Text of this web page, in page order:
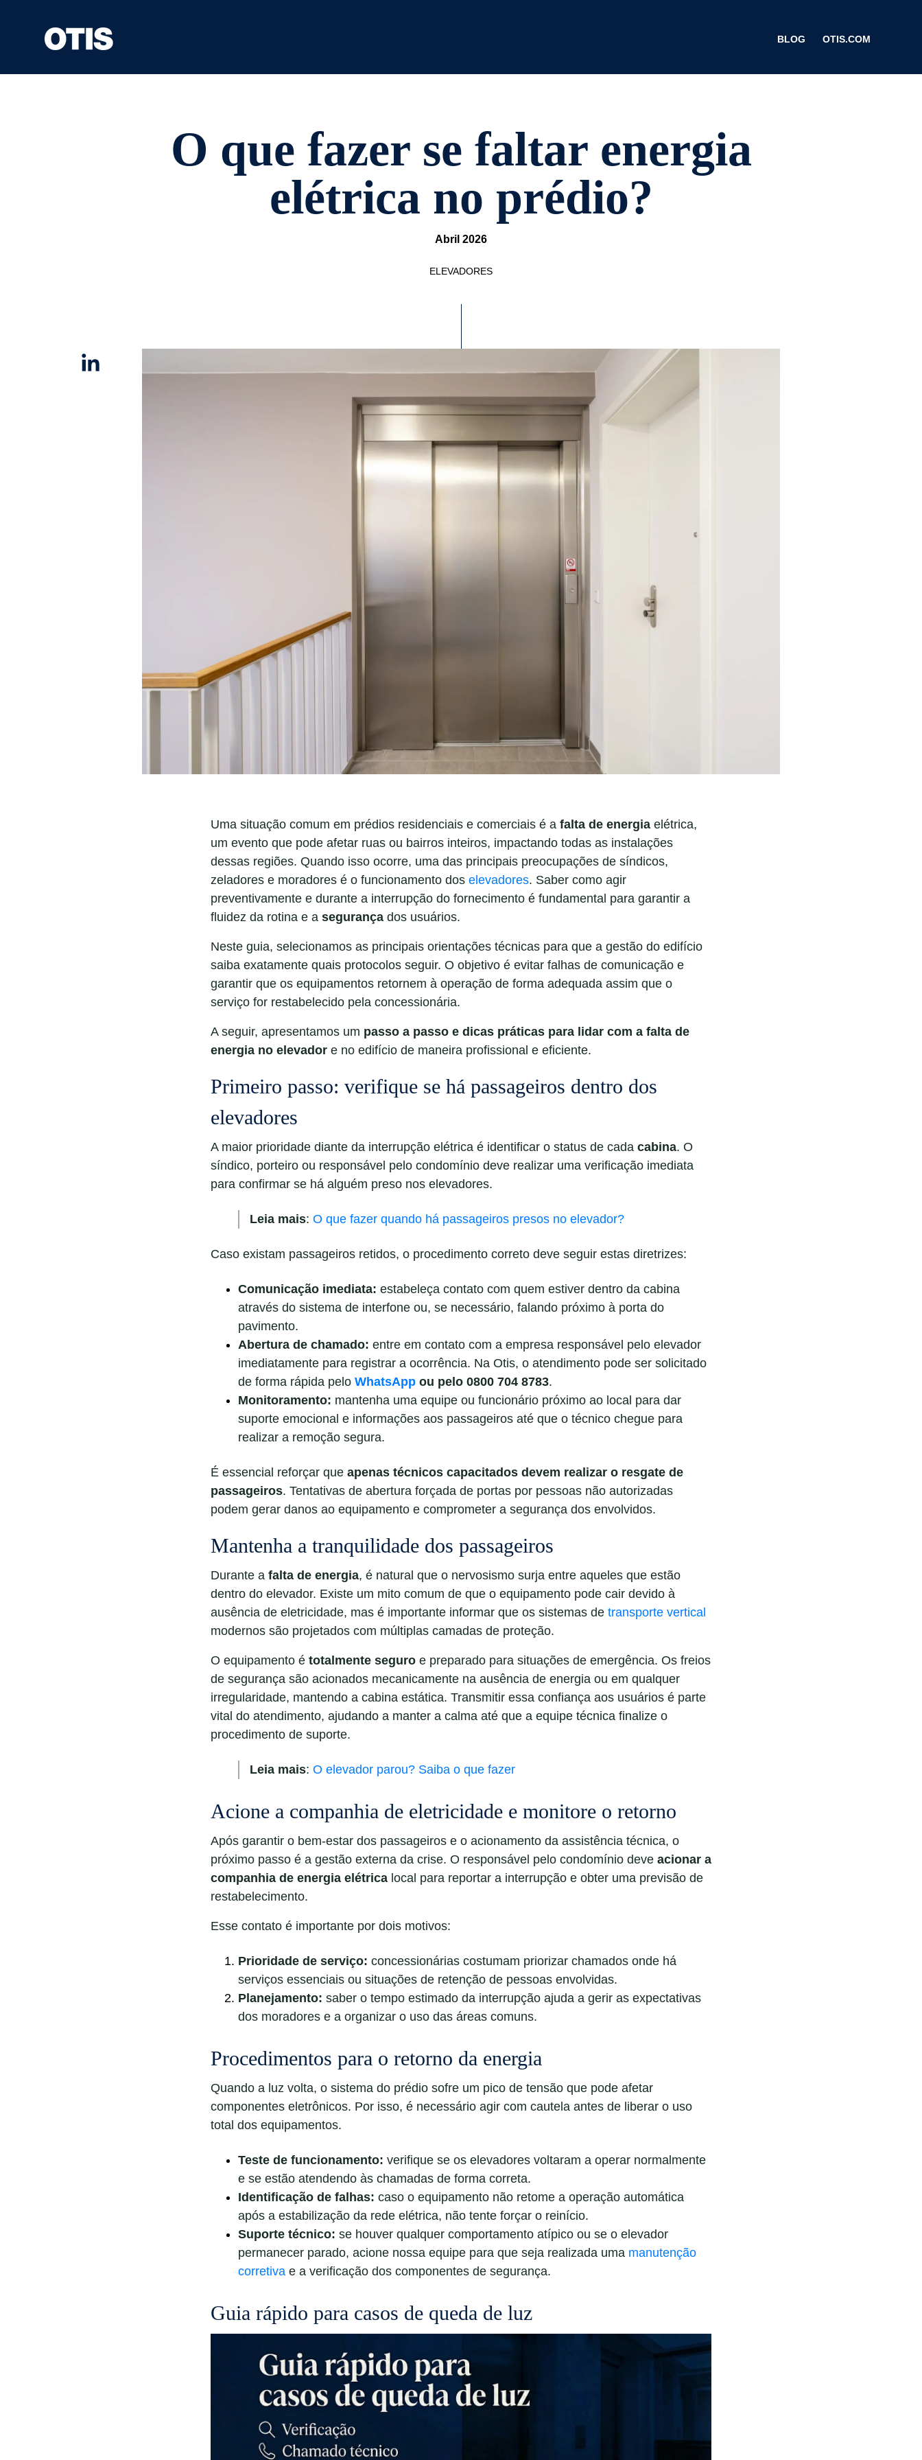
BLOG OTIS.COM
O que fazer se faltar energia
elétrica no prédio?
Abril 2026
ELEVADORES
Linkedin
Uma situação comum em prédios residenciais e comerciais é a falta de energia elétrica,
um evento que pode afetar ruas ou bairros inteiros, impactando todas as instalações
dessas regiões. Quando isso ocorre, uma das principais preocupações de síndicos,
zeladores e moradores é o funcionamento dos elevadores. Saber como agir
preventivamente e durante a interrupção do fornecimento é fundamental para garantir a
fluidez da rotina e a segurança dos usuários.
Neste guia, selecionamos as principais orientações técnicas para que a gestão do edifício
saiba exatamente quais protocolos seguir. O objetivo é evitar falhas de comunicação e
garantir que os equipamentos retornem à operação de forma adequada assim que o
serviço for restabelecido pela concessionária.
A seguir, apresentamos um passo a passo e dicas práticas para lidar com a falta de
energia no elevador e no edifício de maneira profissional e eficiente.
Primeiro passo: verifique se há passageiros dentro dos
elevadores
A maior prioridade diante da interrupção elétrica é identificar o status de cada cabina. O
síndico, porteiro ou responsável pelo condomínio deve realizar uma verificação imediata
para confirmar se há alguém preso nos elevadores.
Leia mais: O que fazer quando há passageiros presos no elevador?
Caso existam passageiros retidos, o procedimento correto deve seguir estas diretrizes:
Comunicação imediata: estabeleça contato com quem estiver dentro da cabina
através do sistema de interfone ou, se necessário, falando próximo à porta do
pavimento.
Abertura de chamado: entre em contato com a empresa responsável pelo elevador
imediatamente para registrar a ocorrência. Na Otis, o atendimento pode ser solicitado
de forma rápida pelo WhatsApp ou pelo 0800 704 8783.
Monitoramento: mantenha uma equipe ou funcionário próximo ao local para dar
suporte emocional e informações aos passageiros até que o técnico chegue para
realizar a remoção segura.
É essencial reforçar que apenas técnicos capacitados devem realizar o resgate de
passageiros. Tentativas de abertura forçada de portas por pessoas não autorizadas
podem gerar danos ao equipamento e comprometer a segurança dos envolvidos.
Mantenha a tranquilidade dos passageiros
Durante a falta de energia, é natural que o nervosismo surja entre aqueles que estão
dentro do elevador. Existe um mito comum de que o equipamento pode cair devido à
ausência de eletricidade, mas é importante informar que os sistemas de transporte vertical
modernos são projetados com múltiplas camadas de proteção.
O equipamento é totalmente seguro e preparado para situações de emergência. Os freios
de segurança são acionados mecanicamente na ausência de energia ou em qualquer
irregularidade, mantendo a cabina estática. Transmitir essa confiança aos usuários é parte
vital do atendimento, ajudando a manter a calma até que a equipe técnica finalize o
procedimento de suporte.
Leia mais: O elevador parou? Saiba o que fazer
Acione a companhia de eletricidade e monitore o retorno
Após garantir o bem-estar dos passageiros e o acionamento da assistência técnica, o
próximo passo é a gestão externa da crise. O responsável pelo condomínio deve acionar a
companhia de energia elétrica local para reportar a interrupção e obter uma previsão de
restabelecimento.
Esse contato é importante por dois motivos:
Prioridade de serviço: concessionárias costumam priorizar chamados onde há
serviços essenciais ou situações de retenção de pessoas envolvidas.
Planejamento: saber o tempo estimado da interrupção ajuda a gerir as expectativas
dos moradores e a organizar o uso das áreas comuns.
Procedimentos para o retorno da energia
Quando a luz volta, o sistema do prédio sofre um pico de tensão que pode afetar
componentes eletrônicos. Por isso, é necessário agir com cautela antes de liberar o uso
total dos equipamentos.
Teste de funcionamento: verifique se os elevadores voltaram a operar normalmente
e se estão atendendo às chamadas de forma correta.
Identificação de falhas: caso o equipamento não retome a operação automática
após a estabilização da rede elétrica, não tente forçar o reinício.
Suporte técnico: se houver qualquer comportamento atípico ou se o elevador
permanecer parado, acione nossa equipe para que seja realizada uma manutenção
corretiva e a verificação dos componentes de segurança.
Guia rápido para casos de queda de luz